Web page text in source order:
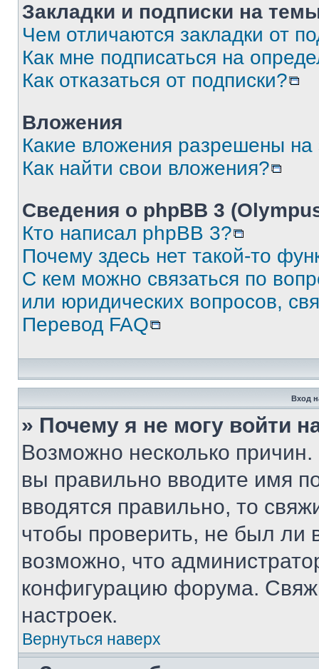
Закладки и подписки на
Чем отличаются закладки от
Как мне подписаться на
Как отказаться от подписки?
Вложения
Какие вложения разрешены
Как найти свои вложения?
Сведения о phpBB 3
Кто написал phpBB 3?
Почему здесь нет такой-то
С кем можно связаться по
или юридических вопросов,
Перевод FAQ
Вход
» Почему я не могу войти
Возможно несколько
вы правильно вводите имя
вводятся правильно, то
чтобы проверить, не был ли
возможно, что
конфигурацию форума.
настроек.
Вернуться наверх